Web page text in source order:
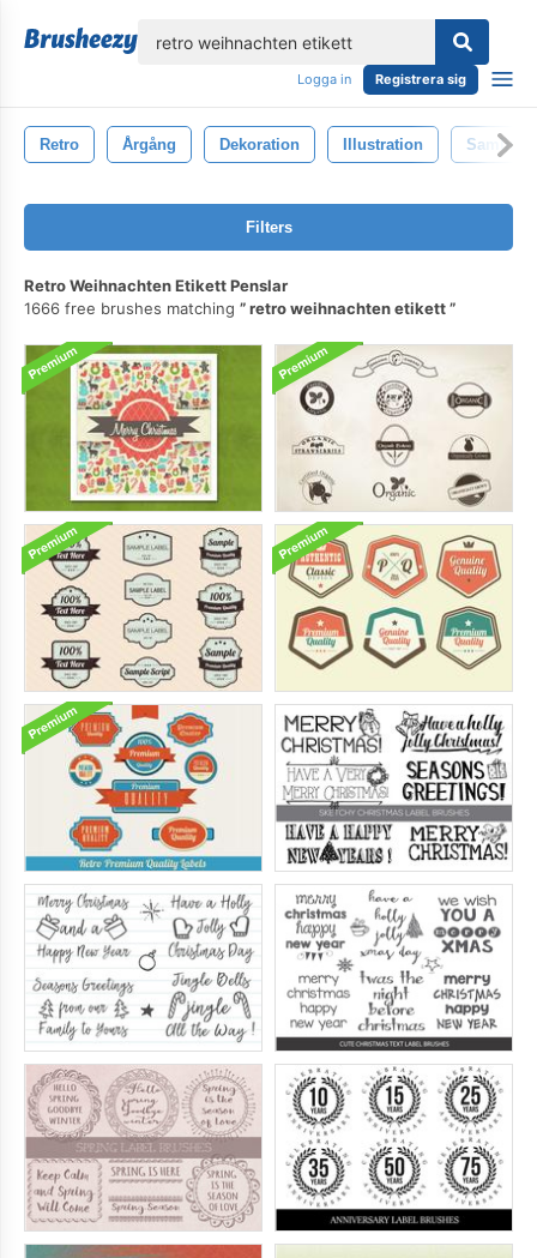
Logga in Registrera sig
Retro Årgång Dekoration Illustration Samling
Filters
Retro Weihnachten Etikett Penslar
1666 free brushes matching
retro weihnachten etikett